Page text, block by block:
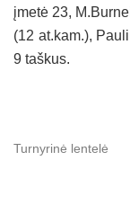
įmetė 23,
(12 at.kam.),
9 taškus.
Turnyrinė lentelė